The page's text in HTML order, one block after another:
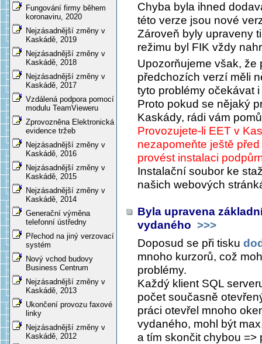
Fungování firmy během
koronaviru, 2020
Nejzásadnější změny v
Kaskádě, 2019
Nejzásadnější změny v
Kaskádě, 2018
Nejzásadnější změny v
Kaskádě, 2017
Vzdálená podpora pomocí
modulu TeamVieweru
Zprovozněna Elektronická
evidence tržeb
Nejzásadnější změny v
Kaskádě, 2016
Nejzásadnější změny v
Kaskádě, 2015
Nejzásadnější změny v
Kaskádě, 2014
Generační výměna
telefonní ústředny
Přechod na jiný verzovací
systém
Nový vchod budovy
Business Centrum
Nejzásadnější změny v
Kaskádě, 2013
Ukončení provozu faxové
linky
Nejzásadnější změny v
Kaskádě, 2012
Chyba byla ihned
této verze jsou nové
Zároveň byly upraveny
režimu byl FIK vždy
Upozorňujeme však, že
předchozích verzí měli
tyto problémy očekávat
Proto pokud se nějaký
Kaskády, rádi vám
Provozujete-li EET v
nezapomeňte ještě
provést instalaci
Instalační soubor ke
našich webových
Byla upravena
vydaného >>>
Doposud se při tisku
mnoho kurzorů, což
problémy.
Každý klient SQL
počet současně
práci otevřel mnoho
vydaného, mohl být
a tím skončit chybou =>